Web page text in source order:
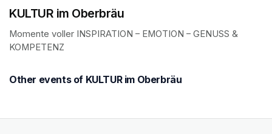
KULTUR im Oberbräu
Momente voller INSPIRATION – EMOTION – GENUSS &
KOMPETENZ
Other events of KULTUR im Oberbräu